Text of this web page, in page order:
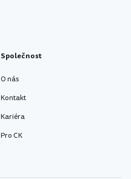
Společnost
O nás
Kontakt
Kariéra
Pro CK